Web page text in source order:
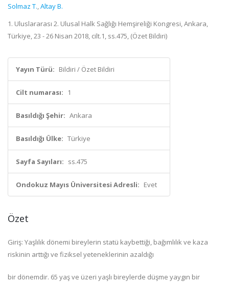
Solmaz T.,Altay B.
1. Uluslararası 2. Ulusal Halk Sağlığı Hemşireliği Kongresi, Ankara,
Türkiye, 23 - 26 Nisan 2018, cilt.1, ss.475, (Özet Bildiri)
Yayın Türü: Bildiri / Özet Bildiri
Cilt numarası: 1
Basıldığı Şehir: Ankara
Basıldığı Ülke: Türkiye
Sayfa Sayıları: ss.475
Ondokuz Mayıs Üniversitesi Adresli: Evet
Özet
Giriş: Yaşlılık dönemi bireylerin statü kaybettiği, bağımlılık ve kaza
riskinin arttığı ve fiziksel yeteneklerinin azaldığı
bir dönemdir. 65 yaş ve üzeri yaşlı bireylerde düşme yaygın bir